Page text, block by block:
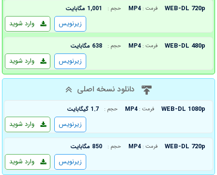
WEB-DL 720p فرمت : MP4 حجم : 1,001 مگابایت
وارد شوید زیرنویس
WEB-DL 480p فرمت : MP4 حجم : 638 مگابایت
وارد شوید زیرنویس
دانلود نسخه اصلی
WEB-DL 1080p فرمت : MP4 حجم : 1.7 گیگابایت
وارد شوید زیرنویس
WEB-DL 720p فرمت : MP4 حجم : 850 مگابایت
وارد شوید زیرنویس